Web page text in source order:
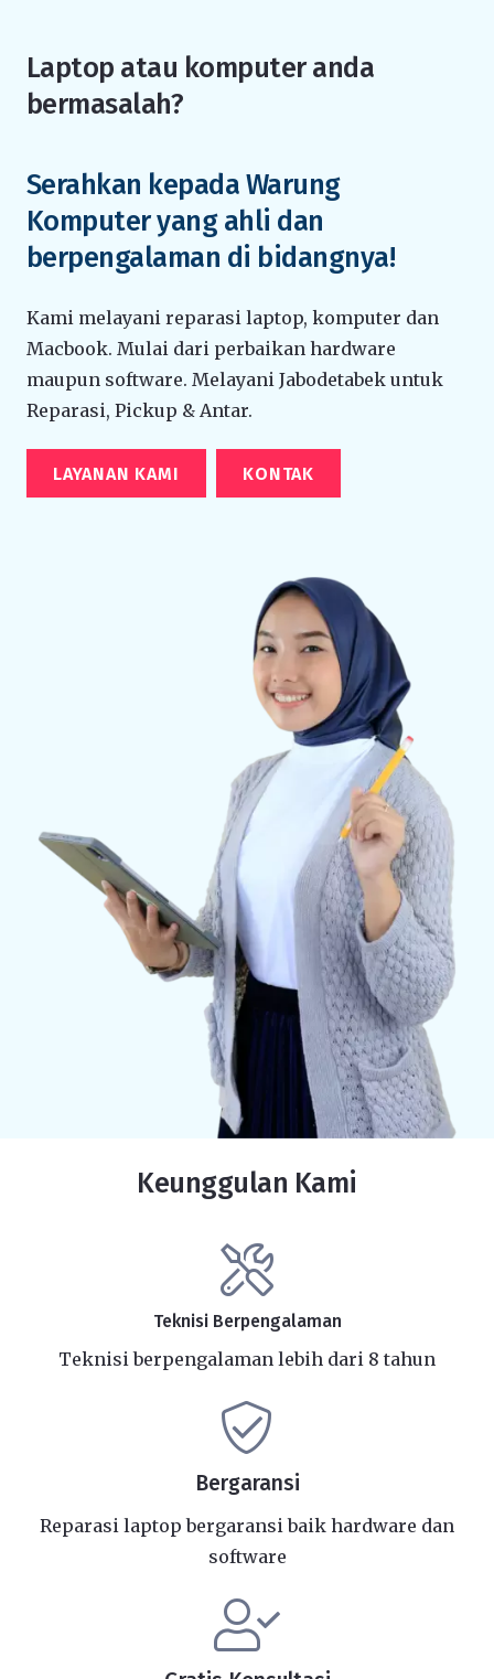
Laptop atau komputer anda
bermasalah?
Serahkan kepada Warung
Komputer yang ahli dan
berpengalaman di bidangnya!
Kami melayani reparasi laptop, komputer dan
Macbook. Mulai dari perbaikan hardware
maupun software. Melayani Jabodetabek untuk
Reparasi, Pickup & Antar.
LAYANAN KAMI KONTAK
Keunggulan Kami
Teknisi Berpengalaman
Teknisi berpengalaman lebih dari 8 tahun
Bergaransi
Reparasi laptop bergaransi baik hardware dan
software